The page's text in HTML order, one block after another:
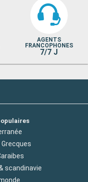
AGENTS
FRANCOPHONES
7/7 J
scandinavie